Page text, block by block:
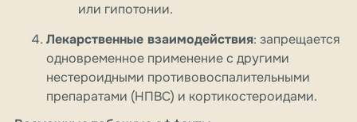
или гипотонии.
Лекарственные взаимодействия: запрещается
одновременное применение с другими
нестероидными противовоспалительными
препаратами (НПВС) и кортикостероидами.